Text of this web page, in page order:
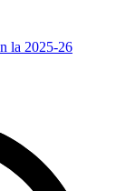
la 2025-26